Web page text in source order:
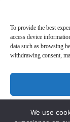
To provide the best
access device
data such as browsing
withdrawing consent,
A. Fuad Rahmany
NIP
We use